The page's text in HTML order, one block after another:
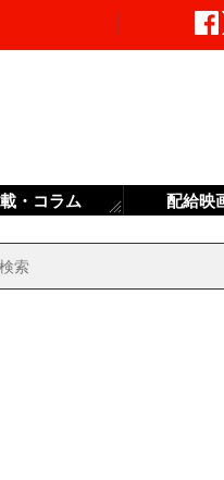
・コラム 配給映